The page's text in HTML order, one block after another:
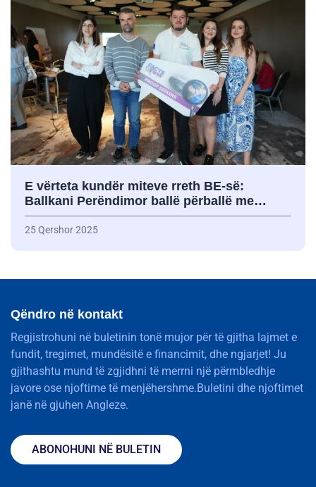
E vërteta kundër miteve rreth BE-së:
Ballkani Perëndimor ballë përballë me…
25 Qershor 2025
Qëndro në kontakt
Regjistrohuni në buletinin tonë mujor për të gjitha lajmet e
fundit, tregimet, mundësitë e financimit, dhe ngjarjet! Ju
gjithashtu mund të zgjidhni të merrni një përmbledhje
javore ose njoftime të menjëhershme.Buletini dhe njoftimet
janë në gjuhen Angleze.
ABONOHUNI NË BULETIN